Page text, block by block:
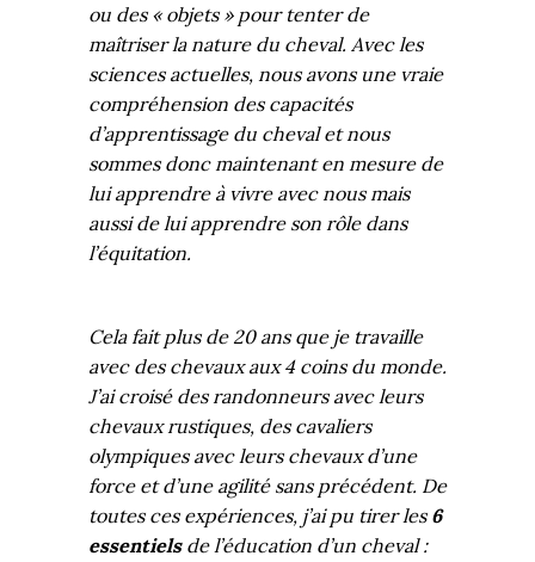
ou des « objets » pour tenter de
maîtriser la nature du cheval. Avec les
sciences actuelles, nous avons une vraie
compréhension des capacités
d’apprentissage du cheval et nous
sommes donc maintenant en mesure de
lui apprendre à vivre avec nous mais
aussi de lui apprendre son rôle dans
l’équitation.
Cela fait plus de 20 ans que je travaille
avec des chevaux aux 4 coins du monde.
J’ai croisé des randonneurs avec leurs
chevaux rustiques, des cavaliers
olympiques avec leurs chevaux d’une
force et d’une agilité sans précédent. De
toutes ces expériences, j’ai pu tirer les 6
essentielsde l’éducation d’un cheval :